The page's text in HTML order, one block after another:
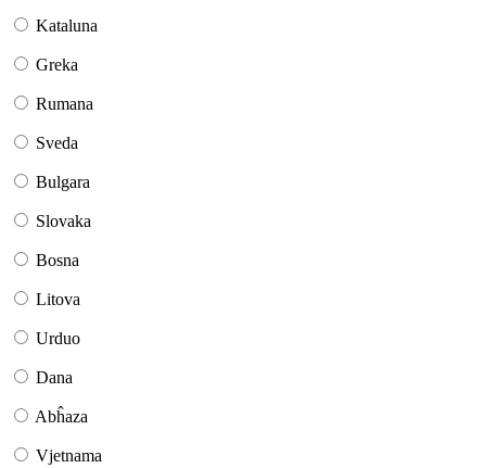
Kataluna
Greka
Rumana
Sveda
Bulgara
Slovaka
Bosna
Litova
Urduo
Dana
Abĥaza
Vjetnama